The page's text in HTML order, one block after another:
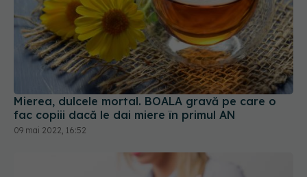
Mierea, dulcele mortal. BOALA gravă pe care o
fac copiii dacă le dai miere în primul AN
09 mai 2022, 16:52